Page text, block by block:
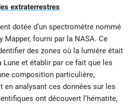
extraterrestres
dotée d’un spectromètre nommé
Mapper, fourni par la NASA. Ce
des zones où la lumière était
Lune et établir par ce fait que les
composition particulière,
en analysant ces données sur les
ont découvert l’hématite,